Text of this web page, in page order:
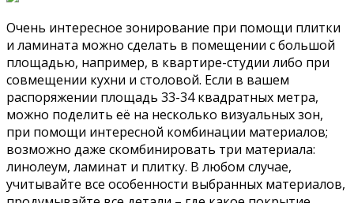
Очень интересное зонирование при помощи плитки
и ламината можно сделать в помещении с большой
площадью, например, в квартире-студии либо при
совмещении кухни и столовой. Если в вашем
распоряжении площадь 33-34 квадратных метра,
можно поделить её на несколько визуальных зон,
при помощи интересной комбинации материалов;
возможно даже скомбинировать три материала:
линолеум, ламинат и плитку. В любом случае,
учитывайте все особенности выбранных материалов,